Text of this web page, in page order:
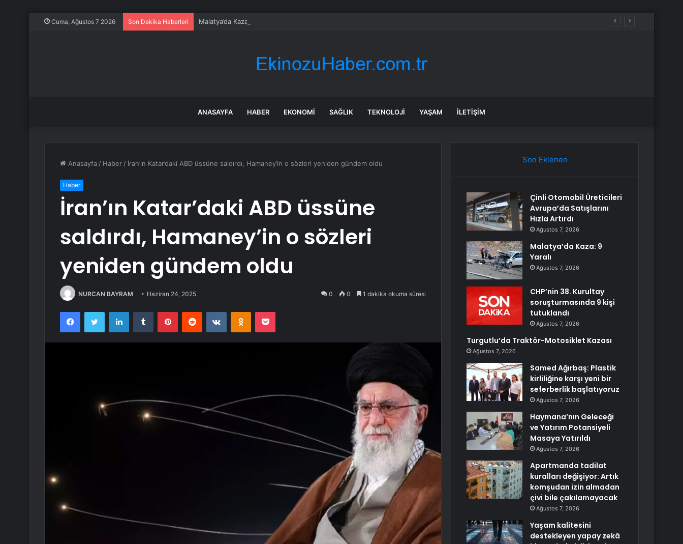
Cuma, Ağustos 7 2026 Son Dakika Haberleri Malatya’da Kaza: 9 Yaralı
ANASAYFA HABER EKONOMI SAĞLIK TEKNOLOJI YAŞAM İLETIŞIM
Anasayfa / Haber / İran’ın Katar’daki ABD üssüne saldırdı, Hamaney’in o sözleri yeniden gündem oldu
Haber
İran’ın Katar’daki ABD üssüne
saldırdı, Hamaney’in o sözleri
yeniden gündem oldu
NURCAN BAYRAM Haziran 24, 2025 0 0 1 dakika okuma süresi
FacebookTwitter LinkedInTumblr PinterestReddit VKontakteOdnoklassniki
Pocket
Son Eklenen
Çinli Otomobil Üreticileri
Avrupa’da Satışlarını
Hızla Artırdı
Ağustos 7, 2026
Malatya’da Kaza: 9
Yaralı
Ağustos 7, 2026
CHP’nin 38. Kurultay
soruşturmasında 9 kişi
tutuklandı
Ağustos 7, 2026
Turgutlu’da Traktör-Motosiklet Kazası
Ağustos 7, 2026
Samed Ağırbaş: Plastik
kirliliğine karşı yeni bir
seferberlik başlatıyoruz
Ağustos 7, 2026
Haymana’nın Geleceği
ve Yatırım Potansiyeli
Masaya Yatırıldı
Ağustos 7, 2026
Apartmanda tadilat
kuralları değişiyor: Artık
komşudan izin almadan
çivi bile çakılamayacak
Ağustos 7, 2026
Yaşam kalitesini
destekleyen yapay zekâ